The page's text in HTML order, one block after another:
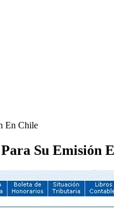
En Chile
Su Emisión